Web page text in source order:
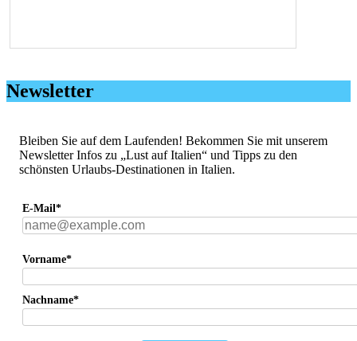
Newsletter
Bleiben Sie auf dem Laufenden! Bekommen Sie mit unserem
Newsletter Infos zu „Lust auf Italien“ und Tipps zu den
schönsten Urlaubs-Destinationen in Italien.
E-Mail*
Vorname*
Nachname*